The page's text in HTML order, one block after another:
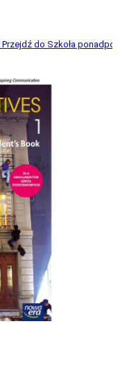
Przejdź do Szkoła